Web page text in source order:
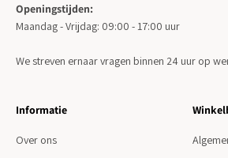
Openingstijden:
Maandag - Vrijdag: 09:00 - 17:00 uur
We streven ernaar vragen binnen 24 uur op
Informatie
Over ons